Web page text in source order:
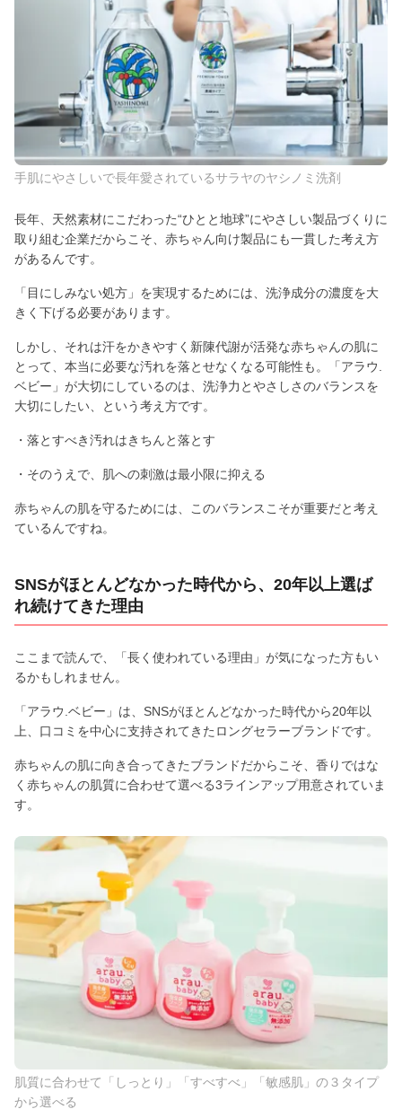
手肌にやさしいで長年愛されているサラヤのヤシノミ洗剤
長年、天然素材にこだわった“ひとと地球”にやさしい製品づくりに
取り組む企業だからこそ、赤ちゃん向け製品にも一貫した考え方
があるんです。
「目にしみない処方」を実現するためには、洗浄成分の濃度を大
きく下げる必要があります。
しかし、それは汗をかきやすく新陳代謝が活発な赤ちゃんの肌に
とって、本当に必要な汚れを落とせなくなる可能性も。「アラウ.
ベビー」が大切にしているのは、洗浄力とやさしさのバランスを
大切にしたい、という考え方です。
・落とすべき汚れはきちんと落とす
・そのうえで、肌への刺激は最小限に抑える
赤ちゃんの肌を守るためには、このバランスこそが重要だと考え
ているんですね。
SNSがほとんどなかった時代から、20年以上選ば
れ続けてきた理由
ここまで読んで、「長く使われている理由」が気になった方もい
るかもしれません。
「アラウ.ベビー」は、SNSがほとんどなかった時代から20年以
上、口コミを中心に支持されてきたロングセラーブランドです。
赤ちゃんの肌に向き合ってきたブランドだからこそ、香りではな
く赤ちゃんの肌質に合わせて選べる3ラインアップ用意されていま
す。
肌質に合わせて「しっとり」「すべすべ」「敏感肌」の３タイプ
から選べる